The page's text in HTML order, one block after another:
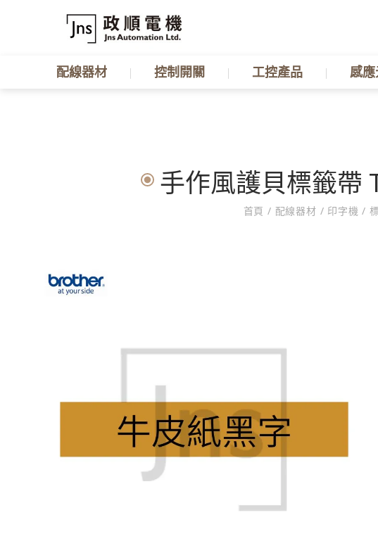
配線器材 控制開關 工控產品 感
手作風護貝標籤帶
首頁 / 配線器材 / 印字機/